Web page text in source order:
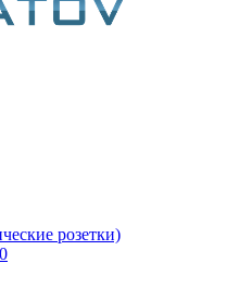
розетки)